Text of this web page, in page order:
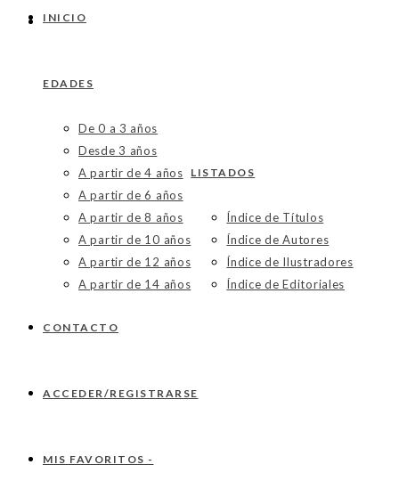
INICIO
EDADES
De 0 a 3 años
Desde 3 años
A partir de 4 años
A partir de 6 años
A partir de 8 años
A partir de 10 años
A partir de 12 años
A partir de 14 años
LISTADOS
Índice de Títulos
Índice de Autores
Índice de Ilustradores
Índice de Editoriales
CONTACTO
ACCEDER/REGISTRARSE
MIS FAVORITOS -